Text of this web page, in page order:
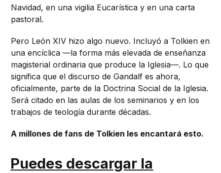
Navidad, en una vigilia Eucarística y en una carta
pastoral.
Pero León XIV hizo algo nuevo. Incluyó a Tolkien en
una encíclica —la forma más elevada de enseñanza
magisterial ordinaria que produce la Iglesia—. Lo que
significa que el discurso de Gandalf es ahora,
oficialmente, parte de la Doctrina Social de la Iglesia.
Será citado en las aulas de los seminarios y en los
trabajos de teología durante décadas.
A millones de fans de Tolkien les encantará esto.
Puedes descargar la